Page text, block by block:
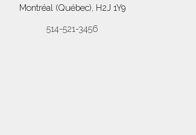
Montréal (Québec), H2J 1Y9
514-521-3456